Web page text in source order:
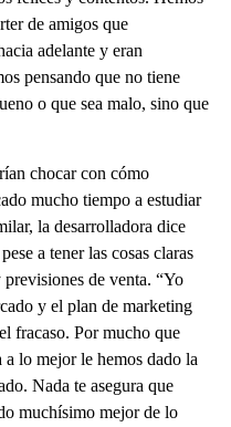
de amigos que
adelante y eran
pensando que no tiene
o que sea malo, sino que
chocar con cómo
mucho tiempo a estudiar
la desarrolladora dice
a tener las cosas claras
de venta. “Yo
y el plan de marketing
fracaso. Por mucho que
lo mejor le hemos dado la
Nada te asegura que
muchísimo mejor de lo